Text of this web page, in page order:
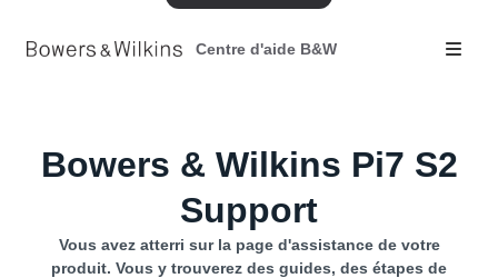
Centre d'aide B&W
Bowers & Wilkins Pi7 S2
Support
Vous avez atterri sur la page d'assistance de votre
produit. Vous y trouverez des guides, des étapes de